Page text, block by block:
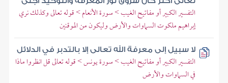
التفسير الكبير أو مفاتيح الغيب > سورة الأنعام > قوله تعالى وكذلك نري
إبراهيم ملكوت السماوات والأرض وليكون من الموقنين
لا سبيل إلى معرفة الله تعالى إلا بالتدبر في الدلائل
التفسير الكبير أو مفاتيح الغيب > سورة يونس > قوله تعالى قل انظروا ماذا
في السماوات والأرض